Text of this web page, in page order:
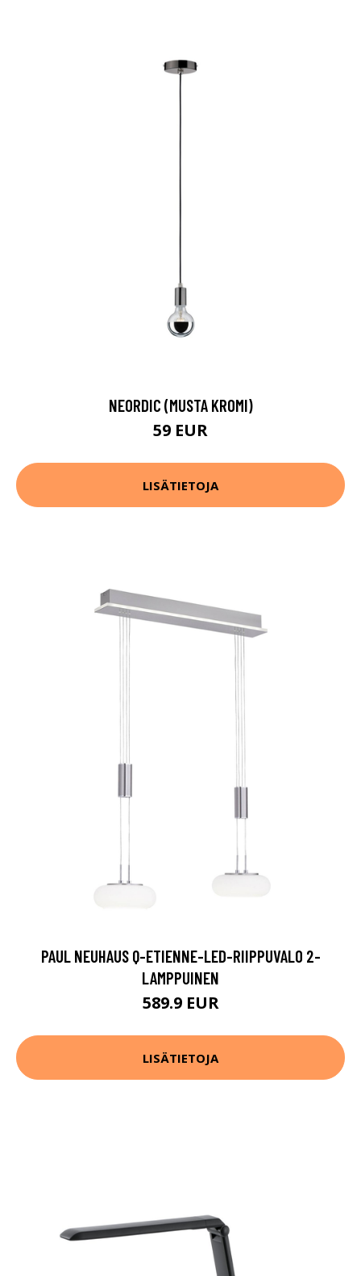
NEORDIC (MUSTA KROMI)
59 EUR
LISÄTIETOJA
PAUL NEUHAUS Q-ETIENNE-LED-RIIPPUVALO 2-
LAMPPUINEN
589.9 EUR
LISÄTIETOJA